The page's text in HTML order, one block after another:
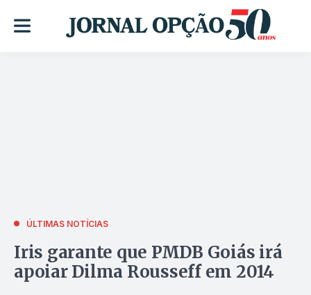
ÚLTIMAS NOTÍCIAS
Iris garante que PMDB Goiás irá
apoiar Dilma Rousseff em 2014